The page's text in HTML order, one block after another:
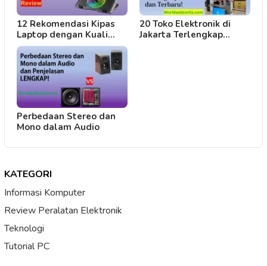
12 Rekomendasi Kipas
Laptop dengan Kuali…
20 Toko Elektronik di
Jakarta Terlengkap…
Perbedaan Stereo dan
Mono dalam Audio
KATEGORI
Informasi Komputer
Review Peralatan Elektronik
Teknologi
Tutorial PC